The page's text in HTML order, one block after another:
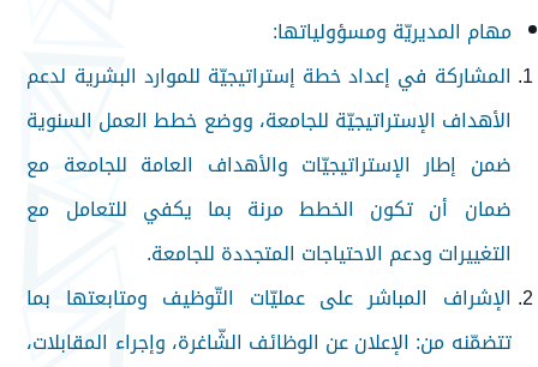
مهام المديريّة ومسؤولياتها:
المشاركة في إعداد خطة إستراتيجيّة للموارد البشرية لدعم
الأهداف الإستراتيجيّة للجامعة، ووضع خطط العمل السنوية
ضمن إطار الإستراتيجيّات والأهداف العامة للجامعة مع
ضمان أن تكون الخطط مرنة بما يكفي للتعامل مع
التغييرات ودعم الاحتياجات المتجددة للجامعة.
الإشراف المباشر على عمليّات التّوظيف ومتابعتها بما
تتضمّنه من: الإعلان عن الوظائف الشّاغرة، وإجراء المقابلات،